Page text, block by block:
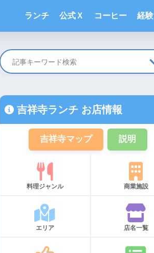
ランチ 公式Ｘ コーヒー 経験
吉祥寺ランチ お店情報
吉祥寺マップ 説明
料理ジャンル 商業施設
エリア 店名一覧